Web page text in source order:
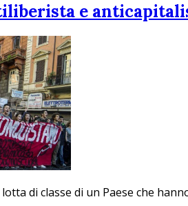
e
di classe di un Paese che